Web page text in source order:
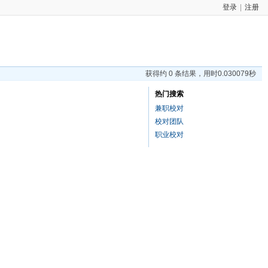
登录 注册
获得约 0 条结果，用时0.030079秒
热门搜索
兼职校对
校对团队
职业校对